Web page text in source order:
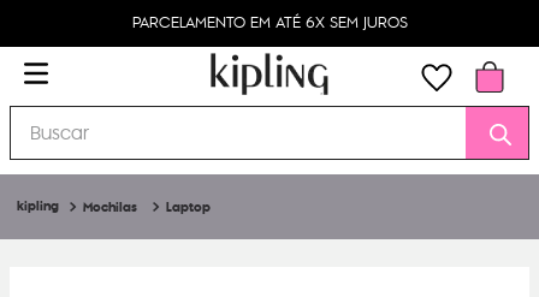
PIX PARCELADO EM ATÉ 4X
Buscar
Mochilas Laptop